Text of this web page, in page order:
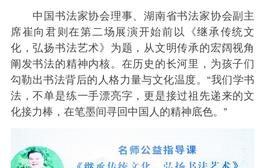
中国书法家协会理事、湖南省书法家协会副主
席崔向君则在第二场展演开始前以《继承传统文
化，弘扬书法艺术》为题，从文明传承的宏阔视角
阐发书法的精神内核。在历史的长河里，为孩子们
勾勒出书法背后的人格力量与文化温度。“我们学书
法，不单是练一手漂亮字，更是接过祖先递来的文
化接力棒，在笔墨间寻回中国人的精神底色。”